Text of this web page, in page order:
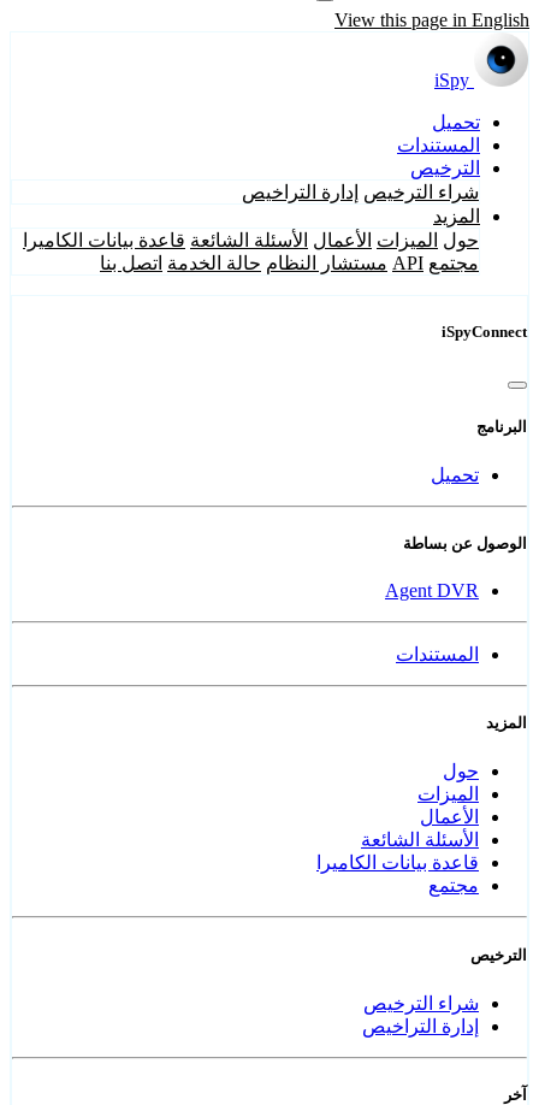
View this page in English
iSpy
تحميل
المستندات
الترخيص
شراء الترخيص إدارة التراخيص
المزيد
حول الميزات الأعمال الأسئلة الشائعة قاعدة بيانات الكاميرا
مجتمع API مستشار النظام حالة الخدمة اتصل بنا
iSpyConnect
البرنامج
تحميل
الوصول عن بساطة
Agent DVR
المستندات
المزيد
حول
الميزات
الأعمال
الأسئلة الشائعة
قاعدة بيانات الكاميرا
مجتمع
الترخيص
شراء الترخيص
إدارة التراخيص
آخر